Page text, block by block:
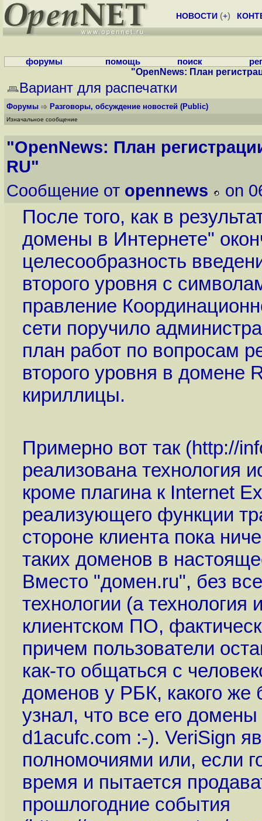
НОВОСТИ (+)
форумы помощь поиск
"OpenNews: План
Вариант для распечатки
Форумы Разговоры, обсуждение новостей (Public)
Изначальное сообщение
"OpenNews: План
RU"
Сообщение от opennews on
После того, как в
домены в Интернете"
целесообразность
второго уровня с
правление
сети поручило
план работ по вопросам
второго уровня в
кириллицы.
Примерно вот так (http://
реализована технология
кроме плагина к Internet
реализующего функции
стороне клиента пока
таких доменов в
Вместо "домен.ru", без
технологии (а технология
клиентском ПО,
причем пользователи
как-то общаться с
доменов у РБК, какого же
узнал, что все его
d1acufc.com :-). VeriSign
полномочиями или, если
время и пытается
прошлогодние события